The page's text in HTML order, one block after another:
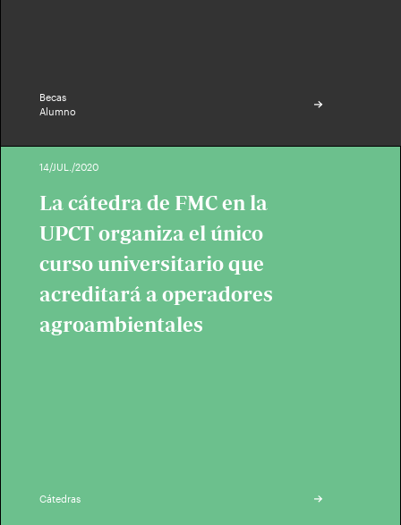
Becas
Alumno
14/JUL./2020
La cátedra de FMC en la
UPCT organiza el único
curso universitario que
acreditará a operadores
agroambientales
Cátedras